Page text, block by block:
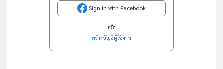
Sign in with Facebook
หรือ
สร้างบัญชีผู้ใช้งาน